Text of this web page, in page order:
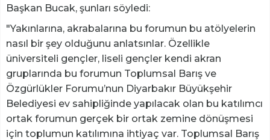
Başkan Bucak, şunları söyledi:
"Yakınlarına, akrabalarına bu forumun bu atölyelerin
nasıl bir şey olduğunu anlatsınlar. Özellikle
üniversiteli gençler, liseli gençler kendi akran
gruplarında bu forumun Toplumsal Barış ve
Özgürlükler Forumu’nun Diyarbakır Büyükşehir
Belediyesi ev sahipliğinde yapılacak olan bu katılımcı
ortak forumun gerçek bir ortak zemine dönüşmesi
için toplumun katılımına ihtiyaç var. Toplumsal Barış